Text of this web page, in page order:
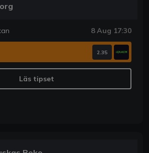
8 Aug 17:30
2.35
Läs tipset